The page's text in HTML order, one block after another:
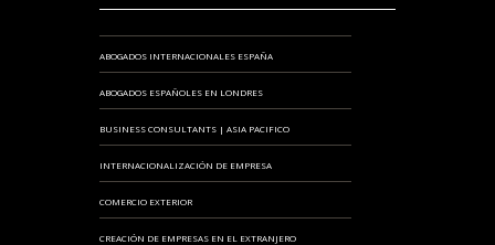
ABOGADOS INTERNACIONALES ESPAÑA
ABOGADOS ESPAÑOLES EN LONDRES
BUSINESS CONSULTANTS | ASIA PACIFICO
INTERNACIONALIZACIÓN DE EMPRESA
COMERCIO EXTERIOR
CREACIÓN DE EMPRESAS EN EL EXTRANJERO